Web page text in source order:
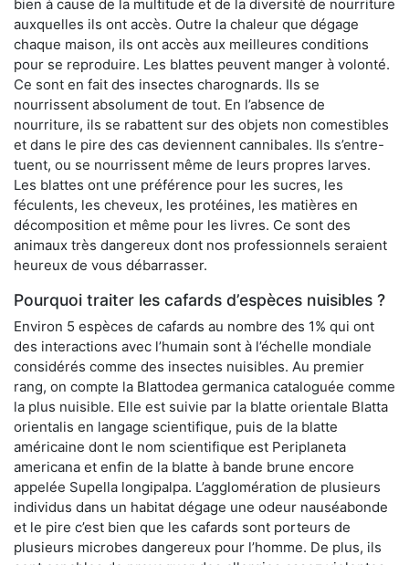
bien à cause de la multitude et de la diversité de nourriture
auxquelles ils ont accès. Outre la chaleur que dégage
chaque maison, ils ont accès aux meilleures conditions
pour se reproduire. Les blattes peuvent manger à volonté.
Ce sont en fait des insectes charognards. Ils se
nourrissent absolument de tout. En l’absence de
nourriture, ils se rabattent sur des objets non comestibles
et dans le pire des cas deviennent cannibales. Ils s’entre-
tuent, ou se nourrissent même de leurs propres larves.
Les blattes ont une préférence pour les sucres, les
féculents, les cheveux, les protéines, les matières en
décomposition et même pour les livres. Ce sont des
animaux très dangereux dont nos professionnels seraient
heureux de vous débarrasser.
Pourquoi traiter les cafards d’espèces nuisibles ?
Environ 5 espèces de cafards au nombre des 1% qui ont
des interactions avec l’humain sont à l’échelle mondiale
considérés comme des insectes nuisibles. Au premier
rang, on compte la Blattodea germanica cataloguée comme
la plus nuisible. Elle est suivie par la blatte orientale Blatta
orientalis en langage scientifique, puis de la blatte
américaine dont le nom scientifique est Periplaneta
americana et enfin de la blatte à bande brune encore
appelée Supella longipalpa. L’agglomération de plusieurs
individus dans un habitat dégage une odeur nauséabonde
et le pire c’est bien que les cafards sont porteurs de
plusieurs microbes dangereux pour l’homme. De plus, ils